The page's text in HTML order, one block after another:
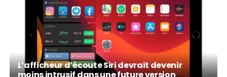
L’afficheur d’écoute Siri devrait devenir
moins intrusif dans une future version